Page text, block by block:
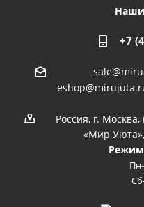
+7
Россия, г.
«Мир
Режим